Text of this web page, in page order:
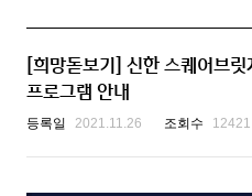
[희망돋보기] 신한 스퀘어브
프로그램 안내
등록일 2021.11.26 조회수 12421